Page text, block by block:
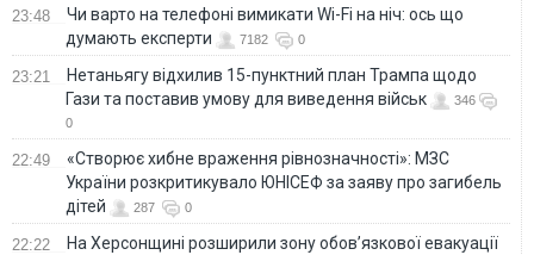
23:48
Чи варто на телефонi вимикати Wi-Fi на ніч: ось що
думають експерти
7182 0
23:21
Нетаньягу відхилив 15-пунктний план Трампа щодо
Гази та поставив умову для виведення військ
346
0
22:49
«Створює хибне враження рівнозначності»: МЗС
України розкритикувало ЮНІСЕФ за заяву про загибель
дітей
287 0
22:22
На Херсонщині розширили зону обов’язкової евакуації